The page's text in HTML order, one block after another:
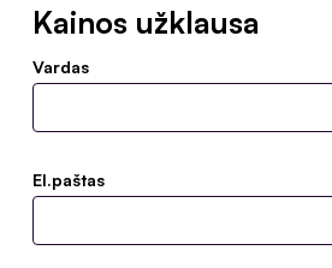
Kainos užklausa
Vardas
El.paštas